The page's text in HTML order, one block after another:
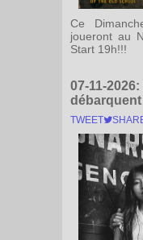
Ce
joueront au
Start 19h!!!
07-11-2026:
TWEET